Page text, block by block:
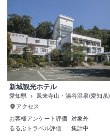
新城観光ホテル
愛知県
鳳来寺山・湯谷温泉(愛知県)
アクセス
お客様アンケート評価 対象外
るるぶトラベル評価
集計中